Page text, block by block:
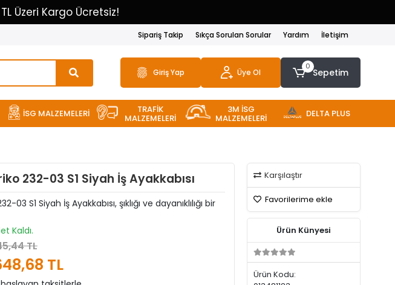
Üzeri Kargo Ücretsiz!
Sipariş Takip Sıkça Sorulan Sorular Yardım İletişim
Giriş Yap Üye Ol
0
Sepetim
İSG MALZEMELERİ TRAFİK
MALZEMELERİ
3M İSG
MALZEMELERİ DELTA PLUS
232-03 S1 Siyah İş Ayakkabısı
03 S1 Siyah İş Ayakkabısı, şıklığı ve dayanıklılığı bir
Kaldı.
TL
TL
Karşılaştır
Favorilerime ekle
Ürün Künyesi
Ürün Kodu: